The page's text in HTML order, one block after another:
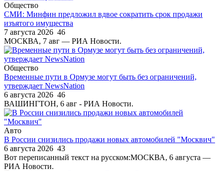
Общество
СМИ: Минфин предложил вдвое сократить срок продажи
изъятого имущества
7 августа 2026 46
МОСКВА, 7 авг — РИА Новости.
Общество
Временные пути в Ормузе могут быть без ограничений,
утверждает NewsNation
6 августа 2026 46
ВАШИНГТОН, 6 авг - РИА Новости.
Авто
В России снизились продажи новых автомобилей "Москвич"
6 августа 2026 43
Вот переписанный текст на русском:МОСКВА, 6 августа —
РИА Новости.